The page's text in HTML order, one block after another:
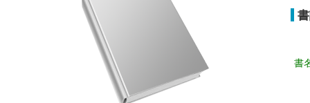
書